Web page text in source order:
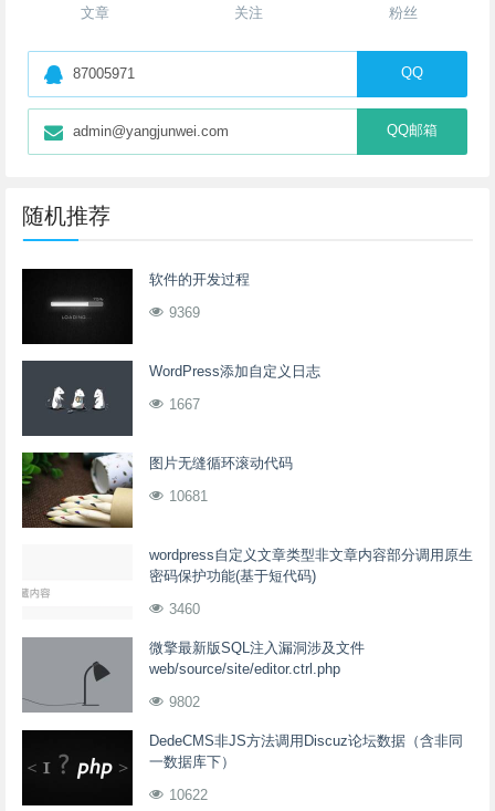
文章 关注 粉丝
87005971 QQ
admin@yangjunwei.com QQ邮箱
随机推荐
软件的开发过程
9369
WordPress添加自定义日志
1667
图片无缝循环滚动代码
10681
wordpress自定义文章类型非文章内容部分调用原生
密码保护功能(基于短代码)
3460
微擎最新版SQL注入漏洞涉及文件
web/source/site/editor.ctrl.php
9802
DedeCMS非JS方法调用Discuz论坛数据（含非同
一数据库下）
10622